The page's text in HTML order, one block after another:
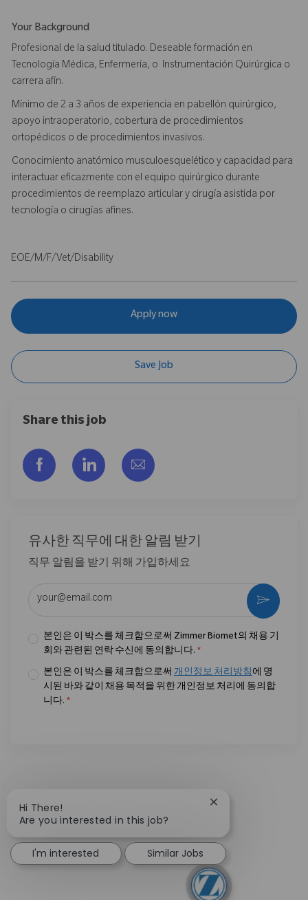
Your Background
Profesional de la salud titulado. Deseable formación en
Tecnología Médica, Enfermería, o Instrumentación Quirúrgica o
carrera afín.
Mínimo de 2 a 3 años de experiencia en pabellón quirúrgico,
apoyo intraoperatorio, cobertura de procedimientos
ortopédicos o de procedimientos invasivos.
Conocimiento anatómico musculoesquelético y capacidad para
interactuar eficazmente con el equipo quirúrgico durante
procedimientos de reemplazo articular y cirugía asistida por
tecnología o cirugías afines.
EOE/M/F/Vet/Disability
Apply now
Save Job
Share this job
Facebook을 통해 공유
LinkedIn을 통해 공유
이메일을 통해 공유
유사한 직무에 대한 알림 받기
직무 알림을 받기 위해 가입하세요
본인은 이 박스를 체크함으로써 Zimmer Biomet의 채용 기
회와 관련된 연락 수신에 동의합니다. *
본인은 이 박스를 체크함으로써 개인정보 처리방침 에 명
시된 바와 같이 채용 목적을 위한 개인정보 처리에 동의합
니다. *
활성화
Hi There!
Are you interested in this job?
Close chatbot
I'm interested Similar Jobs